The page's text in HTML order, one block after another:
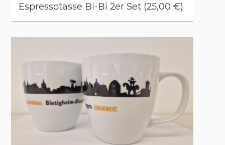
Es­pres­so­tas­se Bi-Bi 2er Set (25,00 €)